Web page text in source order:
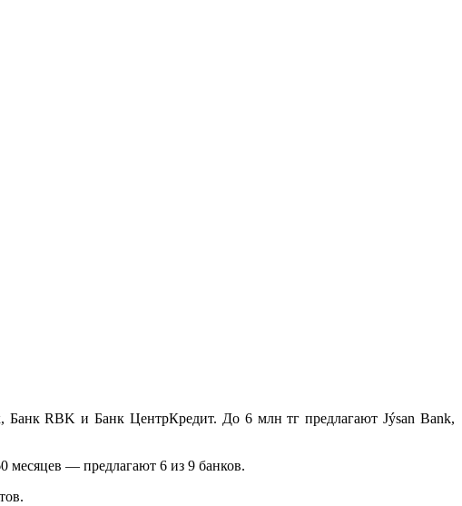
RBK и Банк ЦентрКредит. До 6 млн тг предлагают Jýsan Bank,
— предлагают 6 из 9 банков.